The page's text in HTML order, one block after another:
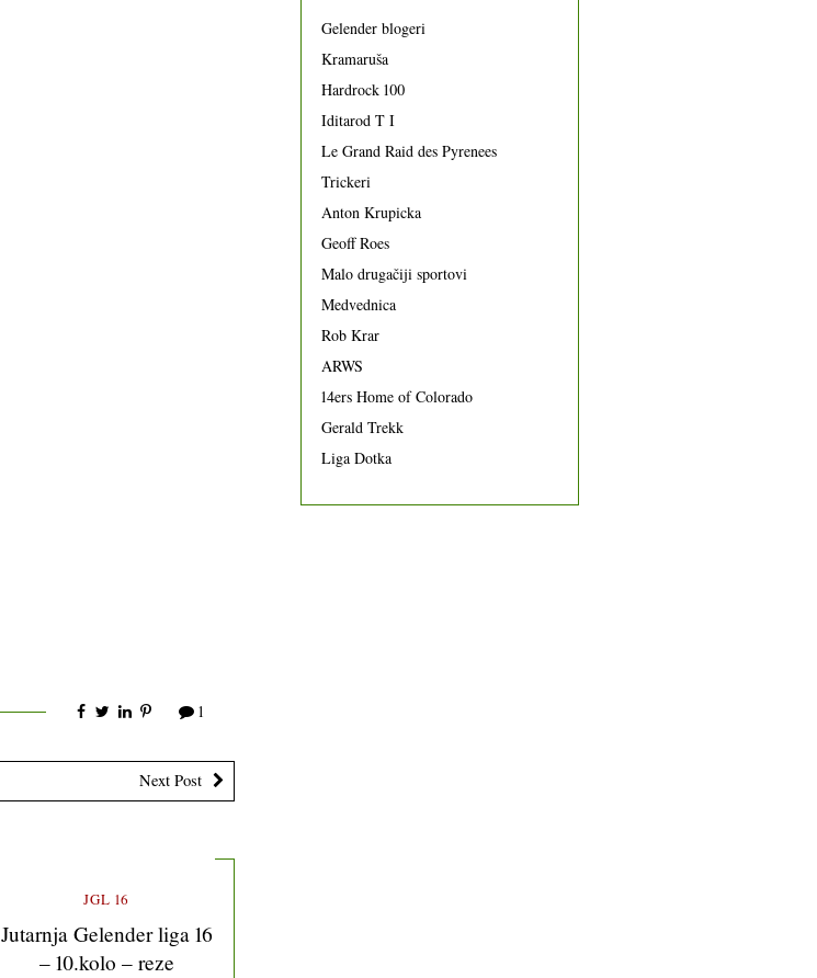
1
Next Post
JGL 16
Jutarnja Gelender liga 16
– 10.kolo – reze
Gelender blogeri
Kramaruša
Hardrock 100
Iditarod T I
Le Grand Raid des Pyrenees
Trickeri
Anton Krupicka
Geoff Roes
Malo drugačiji sportovi
Medvednica
Rob Krar
ARWS
14ers Home of Colorado
Gerald Trekk
Liga Dotka